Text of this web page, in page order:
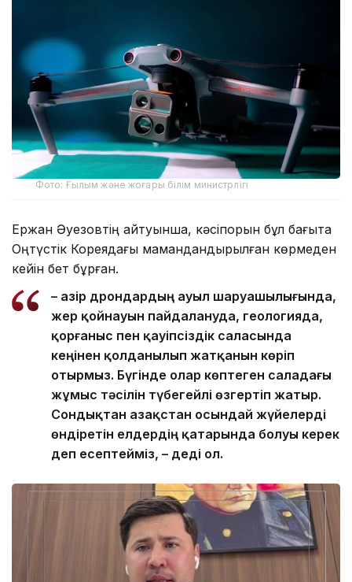
Фото: Ғылым және жоғары білім министрлігі
Ержан Әуезовтің айтуынша, кәсіпорын бұл бағытқа
Оңтүстік Кореядағы мамандандырылған көрмеден
кейін бет бұрған.
– Қазір дрондардың ауыл шаруашылығында,
жер қойнауын пайдалануда, геологияда,
қорғаныс пен қауіпсіздік саласында
кеңінен қолданылып жатқанын көріп
отырмыз. Бүгінде олар көптеген саладағы
жұмыс тәсілін түбегейлі өзгертіп жатыр.
Сондықтан Қазақстан осындай жүйелерді
өндіретін елдердің қатарында болуы керек
деп есептейміз, – деді ол.